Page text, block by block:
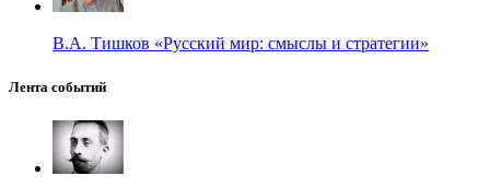
В.А. Тишков «Русский мир: смыслы и стратегии»
Лента событий